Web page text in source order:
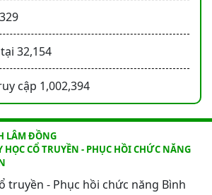
32,154
cập 1,002,394
LÂM ĐỒNG
HỌC CỔ TRUYỀN - PHỤC HỒI CHỨC NĂNG
truyền - Phục hồi chức năng Bình